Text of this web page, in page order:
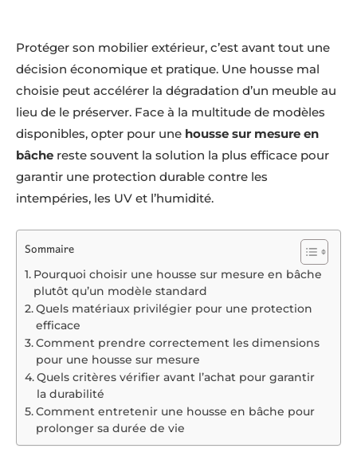
Protéger son mobilier extérieur, c’est avant tout une
décision économique et pratique. Une housse mal
choisie peut accélérer la dégradation d’un meuble au
lieu de le préserver. Face à la multitude de modèles
disponibles, opter pour une housse sur mesure en
bâche reste souvent la solution la plus efficace pour
garantir une protection durable contre les
intempéries, les UV et l’humidité.
Sommaire
Pourquoi choisir une housse sur mesure en bâche
plutôt qu’un modèle standard
Quels matériaux privilégier pour une protection
efficace
Comment prendre correctement les dimensions
pour une housse sur mesure
Quels critères vérifier avant l’achat pour garantir
la durabilité
Comment entretenir une housse en bâche pour
prolonger sa durée de vie